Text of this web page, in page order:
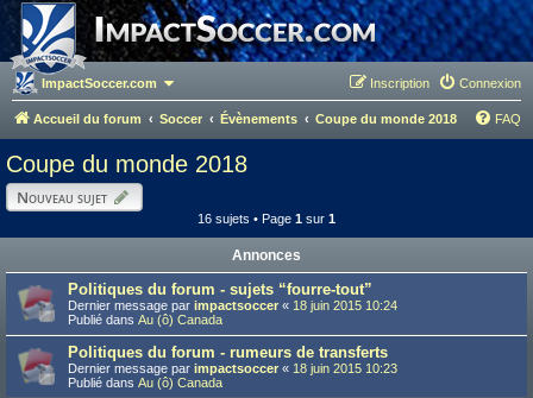
ImpactSoccer.com Connexion
Inscription
Accueil du forum Soccer Évènements Coupe du monde 2018 FAQ
Coupe du monde 2018
Nouveau sujet
16 sujets • Page 1 sur 1
Annonces
Politiques du forum - sujets “fourre-tout”
Dernier message par impactsoccer « 18 juin 2015 10:24
Publié dans Au (ô) Canada
Politiques du forum - rumeurs de transferts
Dernier message par impactsoccer « 18 juin 2015 10:23
Publié dans Au (ô) Canada